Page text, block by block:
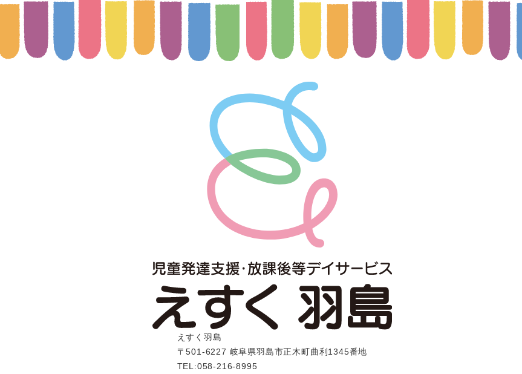
えすく羽島
〒501-6227 岐阜県羽島市正木町曲利1345番地
TEL:058-216-8995